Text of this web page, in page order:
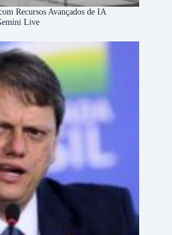
Recursos Avançados de IA
Live